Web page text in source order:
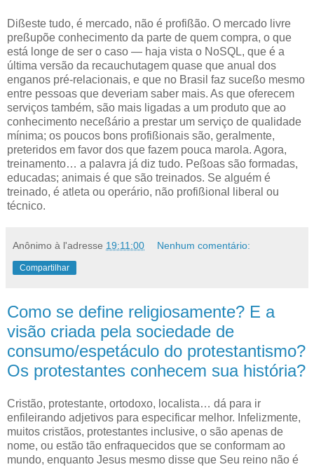
Dißeste tudo, é mercado, não é profißão. O mercado livre
preßupõe conhecimento da parte de quem compra, o que
está longe de ser o caso — haja vista o NoSQL, que é a
última versão da recauchutagem quase que anual dos
enganos pré-relacionais, e que no Brasil faz suceßo mesmo
entre pessoas que deveriam saber mais. As que oferecem
serviços também, são mais ligadas a um produto que ao
conhecimento neceßário a prestar um serviço de qualidade
mínima; os poucos bons profißionais são, geralmente,
preteridos em favor dos que fazem pouca marola. Agora,
treinamento… a palavra já diz tudo. Peßoas são formadas,
educadas; animais é que são treinados. Se alguém é
treinado, é atleta ou operário, não profißional liberal ou
técnico.
Anônimo à l'adresse 19:11:00 Nenhum comentário:
Compartilhar
Como se define religiosamente? E a
visão criada pela sociedade de
consumo/espetáculo do protestantismo?
Os protestantes conhecem sua história?
Cristão, protestante, ortodoxo, localista… dá para ir
enfileirando adjetivos para especificar melhor. Infelizmente,
muitos cristãos, protestantes inclusive, o são apenas de
nome, ou estão tão enfraquecidos que se conformam ao
mundo, enquanto Jesus mesmo disse que Seu reino não é